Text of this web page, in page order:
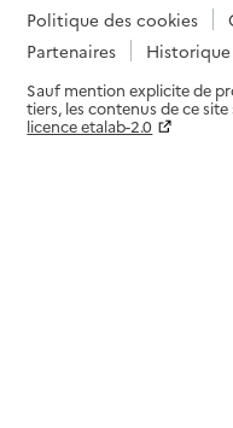
Politique des cookies
Partenaires
Sauf mention explicite de
tiers, les contenus de ce
licence etalab-2.0